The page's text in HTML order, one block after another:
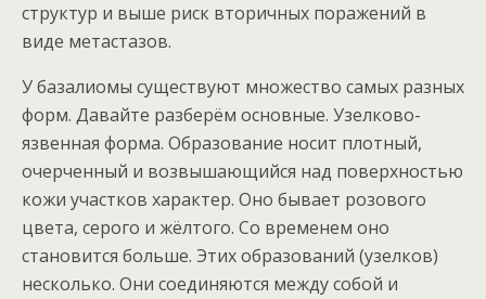
структур и выше риск вторичных поражений в
виде метастазов.
У базалиомы существуют множество самых разных
форм. Давайте разберём основные. Узелково-
язвенная форма. Образование носит плотный,
очерченный и возвышающийся над поверхностью
кожи участков характер. Оно бывает розового
цвета, серого и жёлтого. Со временем оно
становится больше. Этих образований (узелков)
несколько. Они соединяются между собой и